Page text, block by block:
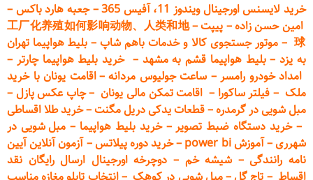
خرید لایسنس اورجینال ویندوز 11، آفیس 365
–جعبه هارد باکس –
امین حسن زاده– پیپت–
工厂化养殖如何影响动物、人类和地
球
– موتور جستجوی کالا و خدمات باهم شاپ– بلیط هواپیما تهران
به یزد–بلیط هواپیما قشم به مشهد –خرید بلیط هواپیما چارتر –
امداد خودرو رامسر– ساعت جولیوس مردانه–اقامت یونان با خرید
ملک – فیلتر ساکورا – اقامت تمکن مالی یونان –چاپ عکس پازل –
مبل شویی در گرمدره–قطعاتیدکی دریل مگنت–خرید طلا اقساطی
–خرید دستگاه ضبط تصویر–خرید بلیط هواپیما –مبل شویی در
شهرری–آموزش power bi –خرید دورهپیلاتس–آزمون آنلاین آیین
نامه رانندگی– شیشه خم – دوچرخه اورجینال ارسال رایگان نقد